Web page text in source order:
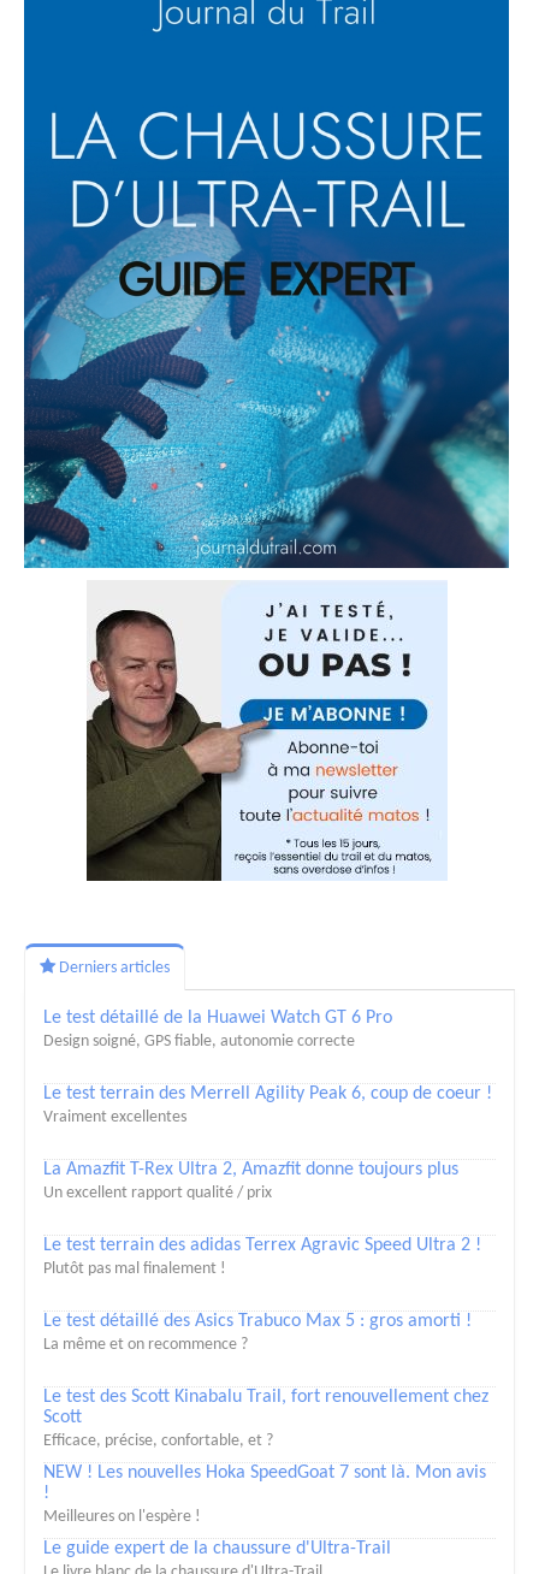
Derniers articles
Le test détaillé de la Huawei Watch GT 6 Pro
Design soigné, GPS fiable, autonomie correcte
Le test terrain des Merrell Agility Peak 6, coup de coeur !
Vraiment excellentes
La Amazfit T-Rex Ultra 2, Amazfit donne toujours plus
Un excellent rapport qualité / prix
Le test terrain des adidas Terrex Agravic Speed Ultra 2 !
Plutôt pas mal finalement !
Le test détaillé des Asics Trabuco Max 5 : gros amorti !
La même et on recommence ?
Le test des Scott Kinabalu Trail, fort renouvellement chez
Scott
Efficace, précise, confortable, et ?
NEW ! Les nouvelles Hoka SpeedGoat 7 sont là. Mon avis
!
Meilleures on l'espère !
Le guide expert de la chaussure d'Ultra-Trail